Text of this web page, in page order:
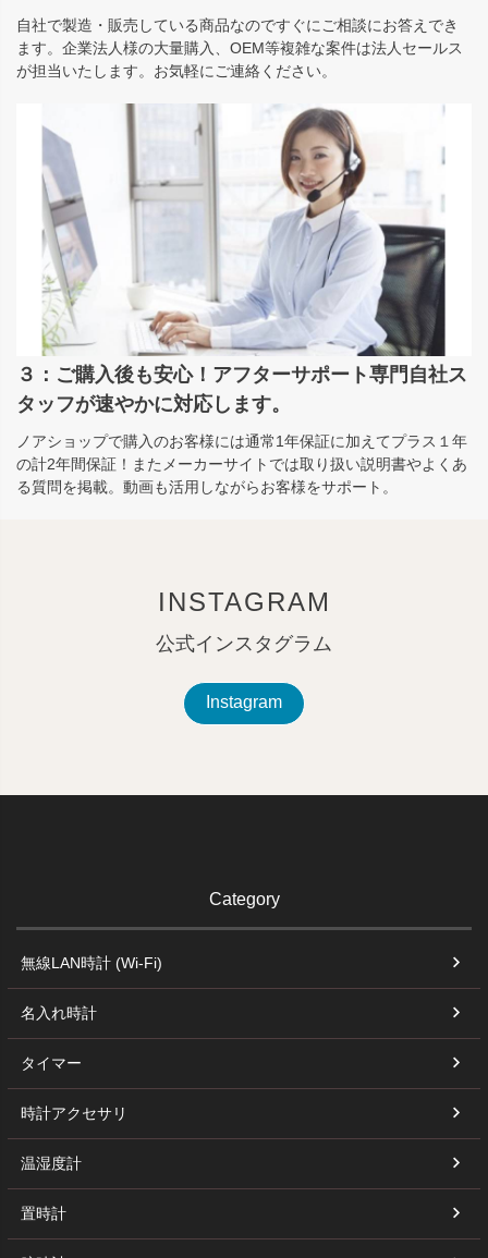
自社で製造・販売している商品なのですぐにご相談にお答えでき
ます。企業法人様の大量購入、OEM等複雑な案件は法人セールス
が担当いたします。お気軽にご連絡ください。
３：ご購入後も安心！アフターサポート専門自社ス
タッフが速やかに対応します。
ノアショップで購入のお客様には通常1年保証に加えてプラス１年
の計2年間保証！またメーカーサイトでは取り扱い説明書やよくあ
る質問を掲載。動画も活用しながらお客様をサポート。
INSTAGRAM
公式インスタグラム
Instagram
Category
無線LAN時計 (Wi-Fi)
名入れ時計
タイマー
時計アクセサリ
温湿度計
置時計